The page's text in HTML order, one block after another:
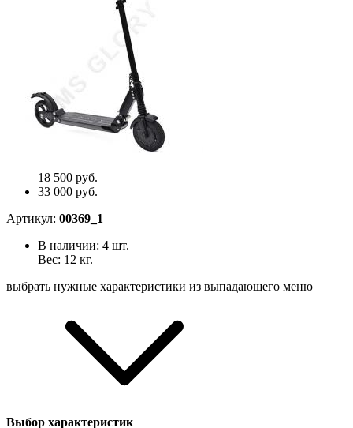
18 500 руб.
33 000 руб.
Артикул: 00369_1
В наличии: 4 шт.
Вес: 12 кг.
выбрать нужные характеристики из выпадающего меню
Выбор характеристик